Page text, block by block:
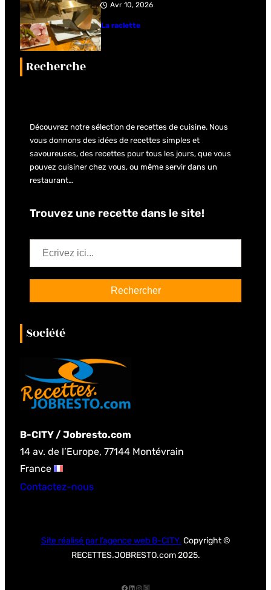
Avr 10, 2026
La raclette
Recherche
Découvrez notre sélection de recettes de cuisine. Nous
vous donnons des idées de recettes simples et
savoureuses, des recettes pour tous les jours, que vous
pouvez cuisiner chez vous, ou même servir dans un
restaurant…
Trouvez une recette dans le site!
e
r
Rechercher
Société
B-CITY / Jobresto.com
14 av. de l’Europe, 77144 Montévrain
France
Contactez-nous
Site réalisé par l’agence web B-CITY. Copyright ©
RECETTES.JOBRESTO.com 2025.